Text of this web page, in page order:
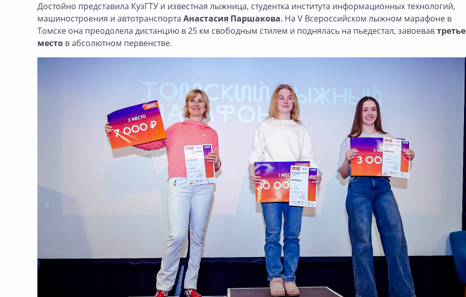
Достойно представила КузГТУ и известная лыжница, студентка института информационных технологий,
машиностроения и автотранспорта Анастасия Паршакова. На V Всероссийском лыжном марафоне в
Томске она преодолела дистанцию в 25 км свободным стилем и поднялась на пьедестал, завоевавтретье
место в абсолютном первенстве.